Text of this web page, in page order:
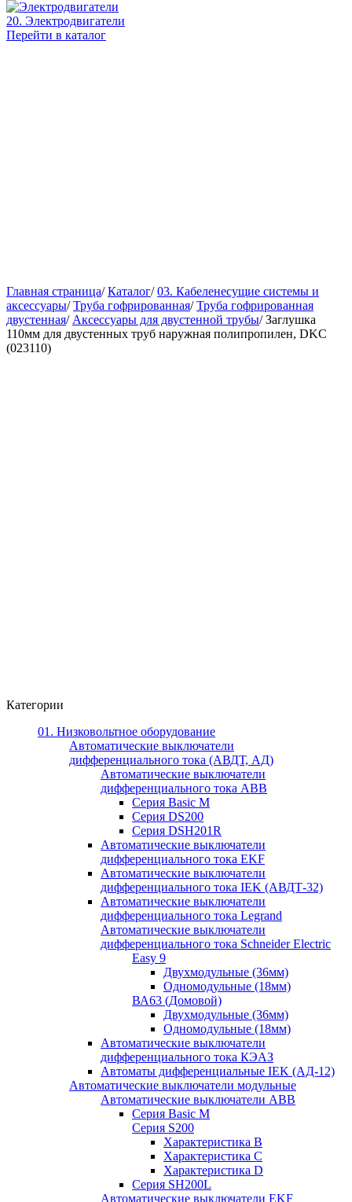
20. Электродвигатели
Перейти в каталог
Главная страница/ Каталог/ 03. Кабеленесущие системы и
аксессуары/ Труба гофрированная/ Труба гофрированная
двустенная/ Аксессуары для двустенной трубы/ Заглушка
110мм для двустенных труб наружная полипропилен, DKC
(023110)
Категории
01. Низковольтное оборудование
Автоматические выключатели
дифференциального тока (АВДТ, АД)
Автоматические выключатели
дифференциального тока ABB
Серия Basic M
Серия DS200
Серия DSH201R
Автоматические выключатели
дифференциального тока EKF
Автоматические выключатели
дифференциального тока IEK (АВДТ-32)
Автоматические выключатели
дифференциального тока Legrand
Автоматические выключатели
дифференциального тока Schneider Electric
Easy 9
Двухмодульные (36мм)
Одномодульные (18мм)
ВА63 (Домовой)
Двухмодульные (36мм)
Одномодульные (18мм)
Автоматические выключатели
дифференциального тока КЭАЗ
Автоматы дифференциальные IEK (АД-12)
Автоматические выключатели модульные
Автоматические выключатели ABB
Серия Basic M
Серия S200
Характеристика B
Характеристика C
Характеристика D
Серия SH200L
Автоматические выключатели EKF